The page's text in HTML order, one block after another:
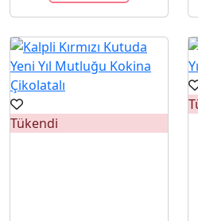
Tükendi